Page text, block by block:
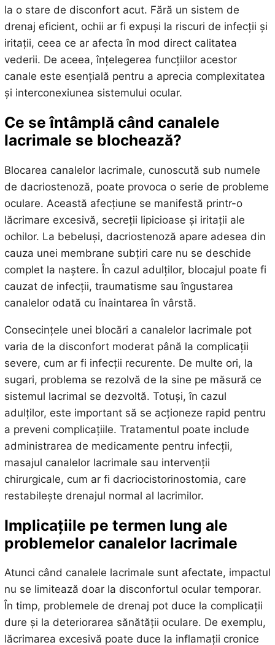
la o stare de disconfort acut. Fără un sistem de
drenaj eficient, ochii ar fi expuși la riscuri de infecții și
iritații, ceea ce ar afecta în mod direct calitatea
vederii. De aceea, înțelegerea funcțiilor acestor
canale este esențială pentru a aprecia complexitatea
și interconexiunea sistemului ocular.
Ce se întâmplă când canalele
lacrimale se blochează?
Blocarea canalelor lacrimale, cunoscută sub numele
de dacriostenoză, poate provoca o serie de probleme
oculare. Această afecțiune se manifestă printr-o
lăcrimare excesivă, secreții lipicioase și iritații ale
ochilor. La bebeluși, dacriostenoză apare adesea din
cauza unei membrane subțiri care nu se deschide
complet la naștere. În cazul adulților, blocajul poate fi
cauzat de infecții, traumatisme sau îngustarea
canalelor odată cu înaintarea în vârstă.
Consecințele unei blocări a canalelor lacrimale pot
varia de la disconfort moderat până la complicații
severe, cum ar fi infecții recurente. De multe ori, la
sugari, problema se rezolvă de la sine pe măsură ce
sistemul lacrimal se dezvoltă. Totuși, în cazul
adulților, este important să se acționeze rapid pentru
a preveni complicațiile. Tratamentul poate include
administrarea de medicamente pentru infecții,
masajul canalelor lacrimale sau intervenții
chirurgicale, cum ar fi dacriocistorinostomia, care
restabilește drenajul normal al lacrimilor.
Implicațiile pe termen lung ale
problemelor canalelor lacrimale
Atunci când canalele lacrimale sunt afectate, impactul
nu se limitează doar la disconfortul ocular temporar.
În timp, problemele de drenaj pot duce la complicații
dure și la deteriorarea sănătății oculare. De exemplu,
lăcrimarea excesivă poate duce la inflamații cronice